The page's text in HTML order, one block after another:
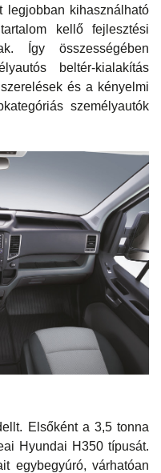
legjobban kihasználható
kellő fejlesztési
Így összességében
beltér-kialakítás
és a kényelmi
személyautók
Elsőként a 3,5 tonna
Hyundai H350 típusát.
egybegyúró, várhatóan